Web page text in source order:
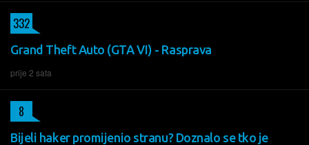
Grand Theft Auto (GTA VI) - Rasprava
prije 2 sata
332
Bijeli haker promijenio stranu? Doznalo se tko je
8